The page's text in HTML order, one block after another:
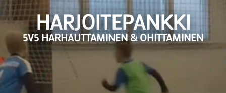
HARJOITEPANKKI
5V5 HARHAUTTAMINEN & OHITTAMINEN